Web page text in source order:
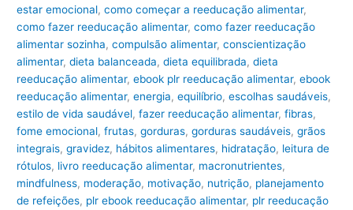
estar emocional,como começar a reeducação alimentar,
como fazer reeducação alimentar,como fazer reeducação
alimentar sozinha,compulsão alimentar,conscientização
alimentar,dieta balanceada,dieta equilibrada,dieta
reeducação alimentar,ebook plr reeducação alimentar,ebook
reeducação alimentar,energia,equilíbrio,escolhas saudáveis,
estilo de vida saudável,fazer reeducação alimentar,fibras,
fome emocional,frutas,gorduras,gorduras saudáveis,grãos
integrais,gravidez, hábitos alimentares, hidratação, leitura de
rótulos, livro reeducação alimentar, macronutrientes,
mindfulness, moderação, motivação, nutrição, planejamento
de refeições, plr ebook reeducação alimentar, plr reeducação